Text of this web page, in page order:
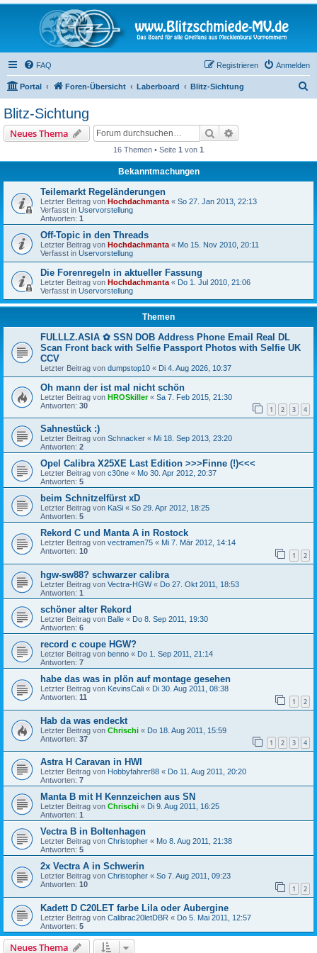
FAQ Anmelden
Registrieren
Portal Foren-Übersicht Laberboard Blitz-Sichtung
Blitz-Sichtung
Neues Thema Suche
16 Themen • Seite 1 von 1
Bekanntmachungen
Teilemarkt Regeländerungen
Letzter Beitrag von Hochdachmanta « So 27. Jan 2013, 22:13
Verfasst in Uservorstellung
Antworten: 1
Off-Topic in den Threads
Letzter Beitrag von Hochdachmanta « Mo 15. Nov 2010, 20:11
Verfasst in Uservorstellung
Die Forenregeln in aktueller Fassung
Letzter Beitrag von Hochdachmanta « Do 1. Jul 2010, 21:06
Verfasst in Uservorstellung
Themen
FULLLZ.ASIA ✿ SSN DOB Address Phone Email Real DL
Scan Front back with Selfie Passport Photos with Selfie UK
CCV
Letzter Beitrag von dumpstop10 « Di 4. Aug 2026, 10:37
Oh mann der ist mal nicht schön
Letzter Beitrag von HROSkiller« Sa 7. Feb 2015, 21:30
Antworten: 30 1 2 3 4
Sahnestück :)
Letzter Beitrag von Schnacker « Mi 18. Sep 2013, 23:20
Antworten: 2
Opel Calibra X25XE Last Edition >>>Finne (!)<<<
Letzter Beitrag von c30ne « Mo 30. Apr 2012, 20:37
Antworten: 5
beim Schnitzelfürst xD
Letzter Beitrag von KaSi « So 29. Apr 2012, 18:25
Antworten: 5
Rekord C und Manta A in Rostock
Letzter Beitrag von vectramen75 « Mi 7. Mär 2012, 14:14
Antworten: 10 1 2
hgw-sw88? schwarzer calibra
Letzter Beitrag von Vectra-HGW« Do 27. Okt 2011, 18:53
Antworten: 1
schöner alter Rekord
Letzter Beitrag von Balle « Do 8. Sep 2011, 19:30
Antworten: 6
record c coupe HGW?
Letzter Beitrag von benno « Do 1. Sep 2011, 21:14
Antworten: 7
habe das was in plön auf montage gesehen
Letzter Beitrag von KevinsCali « Di 30. Aug 2011, 08:38
Antworten: 11 1 2
Hab da was endeckt
Letzter Beitrag von Chrischi « Do 18. Aug 2011, 15:59
Antworten: 37 1 2 3 4
Astra H Caravan in HWI
Letzter Beitrag von Hobbyfahrer88 « Do 11. Aug 2011, 20:20
Antworten: 7
Manta B mit H Kennzeichen aus SN
Letzter Beitrag von Chrischi « Di 9. Aug 2011, 16:25
Antworten: 1
Vectra B in Boltenhagen
Letzter Beitrag von Christopher « Mo 8. Aug 2011, 21:38
Antworten: 5
2x Vectra A in Schwerin
Letzter Beitrag von Christopher « So 7. Aug 2011, 09:23
Antworten: 10 1 2
Kadett D C20LET farbe Lila oder Aubergine
Letzter Beitrag von Calibrac20letDBR « Do 5. Mai 2011, 12:57
Antworten: 5
Neues Thema